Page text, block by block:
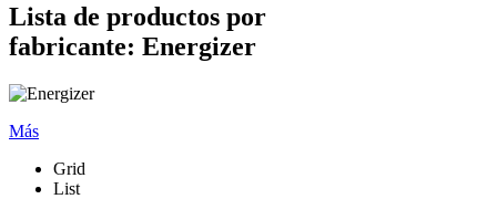
Lista de productos por
fabricante: Energizer
Más
Grid
List